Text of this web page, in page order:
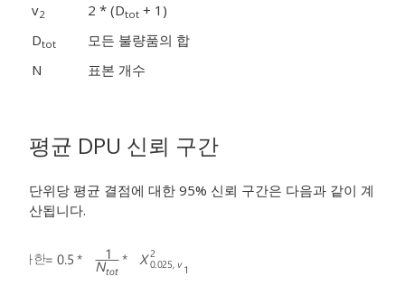
v2 2 * (Dtot + 1)
Dtot
모든 불량품의 합
N
표본 개수
평균 DPU 신뢰 구간
단위당 평균 결점에 대한 95% 신뢰 구간은 다음과 같이 계
산됩니다.